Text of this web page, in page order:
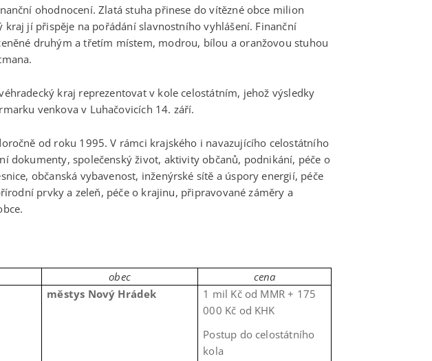
ohodnocení. Zlatá stuha přinese do vítězné obce milion
kraj jí přispěje na pořádání slavnostního vyhlášení. Finanční
druhým a třetím místem, modrou, bílou a oranžovou stuhou
kraj reprezentovat v kole celostátním, jehož výsledky
venkova v Luhačovicích 14. září.
od roku 1995. V rámci krajského i navazujícího celostátního
dokumenty, společenský život, aktivity občanů, podnikání, péče o
občanská vybavenost, inženýrské sítě a úspory energií, péče
prvky a zeleň, péče o krajinu, připravované záměry a
obec
cena
městys Nový Hrádek
1 mil Kč od MMR + 175
000 Kč od KHK
Postup do celostátního
kola